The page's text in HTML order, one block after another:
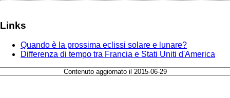
Links
Quando è la prossima eclissi solare e lunare?
Differenza di tempo tra Francia e Stati Uniti d'America
Contenuto aggiornato il 2015-06-29